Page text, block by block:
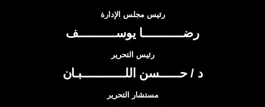
رئيس مجلس الإدارة
رضــــــــــــا يوســـــــــــف
رئيس التحرير
د / حــــــسن اللـــــــــــــبـان
مستشار التحرير